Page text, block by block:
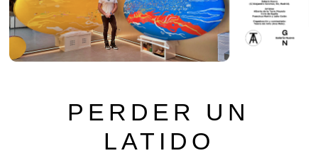
PERDER UN
LATIDO